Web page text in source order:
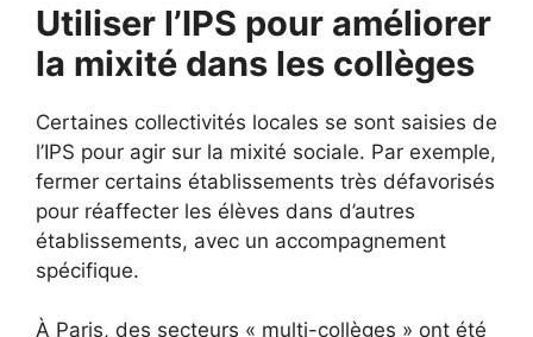
Utiliser l’IPS pour améliorer
la mixité dans les collèges
Certaines collectivités locales se sont saisies de
l’IPS pour agir sur la mixité sociale. Par exemple,
fermer certains établissements très défavorisés
pour réaffecter les élèves dans d’autres
établissements, avec un accompagnement
spécifique.
À Paris, des secteurs « multi-collèges » ont été